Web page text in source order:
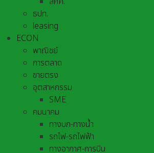
ธปท.
leasing
ECON
พาณิชย์
การตลาด
ขายตรง
อุตสาหกรรม
SME
คมนาคม
ทางบก-ทางน้ำ
รถไฟ-รถไฟฟ้า
ทางอากาศ-การบิน